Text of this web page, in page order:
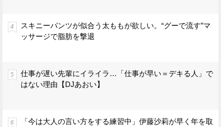
スキニーパンツが似合う太ももが欲しい。“グーで流す”マ
ッサージで脂肪を撃退
仕事が遅い先輩にイライラ…「仕事が早い＝デキる人」で
はない理由【DJあおい】
「今は大人の言い方をする練習中」伊藤沙莉が早く年を取